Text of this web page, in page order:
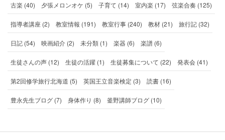
古楽 (40) 夕張メロンオケ (5) 子育て (14) 室内楽 (17) 弦楽合奏 (125)
指導者講座 (2) 教室情報 (191) 教室行事 (240) 教材 (21) 旅行記 (32)
日記 (54) 映画紹介 (2) 未分類 (1) 楽器 (6) 楽譜 (6)
生徒さんの声 (12) 生徒の活躍 (1) 生徒募集について (22) 発表会 (41)
第2回修学旅行北海道 (5) 英国王立音楽検定 (3) 読書 (16)
豊永先生ブログ (7) 身体作り (8) 釜野講師ブログ (10)